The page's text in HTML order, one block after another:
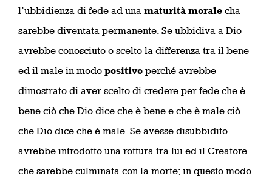
l’ubbidienza di fede ad una maturità morale cha
sarebbe diventata permanente. Se ubbidiva a Dio
avrebbe conosciuto o scelto la differenza tra il bene
ed il male in modo positivo perché avrebbe
dimostrato di aver scelto di credere per fede che è
bene ciò che Dio dice che è bene e che è male ciò
che Dio dice che è male. Se avesse disubbidito
avrebbe introdotto una rottura tra lui ed il Creatore
che sarebbe culminata con la morte; in questo modo